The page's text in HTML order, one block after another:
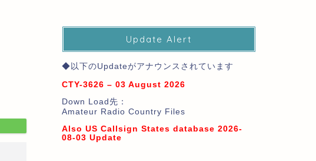
Update Alert
◆以下のUpdateがアナウンスされています
CTY-3626 – 03 August 2026
Down Load先：
Amateur Radio Country Files
Also US Callsign States database 2026-
08-03 Update